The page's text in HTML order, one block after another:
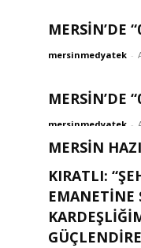
MERSİN’DE
mersinmedyatek -
MERSİN’DE
mersinmedyatek -
MERSİN
AYDA 211
mersinmedyatek -
KIRATLI:
EMANETINE